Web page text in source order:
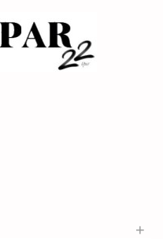
+